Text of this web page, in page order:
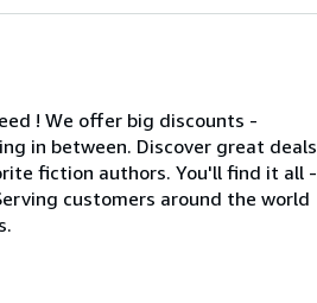
! We offer big discounts -
in between. Discover great deals
fiction authors. You'll find it all -
customers around the world